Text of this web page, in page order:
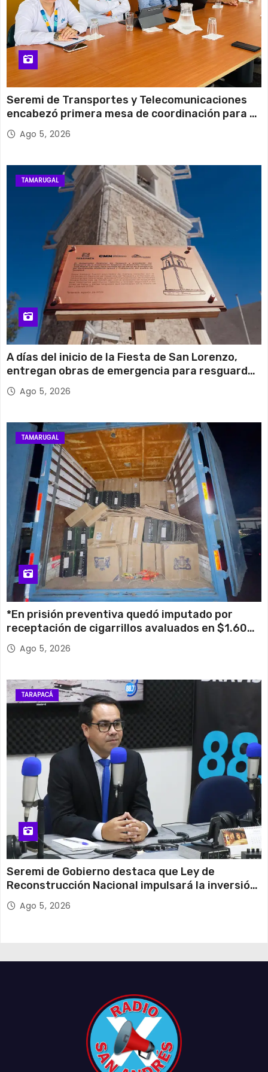
Seremi de Transportes y Telecomunicaciones
encabezó primera mesa de coordinación para el
retiro de cables en desuso en Iquique
Ago 5, 2026
TAMARUGAL
A días del inicio de la Fiesta de San Lorenzo,
entregan obras de emergencia para resguardar
su histórico campanario
Ago 5, 2026
TAMARUGAL
*En prisión preventiva quedó imputado por
receptación de cigarrillos avaluados en $1.600
millones*
Ago 5, 2026
TARAPACÁ
Seremi de Gobierno destaca que Ley de
Reconstrucción Nacional impulsará la inversión
y el empleo en Tarapacá
Ago 5, 2026